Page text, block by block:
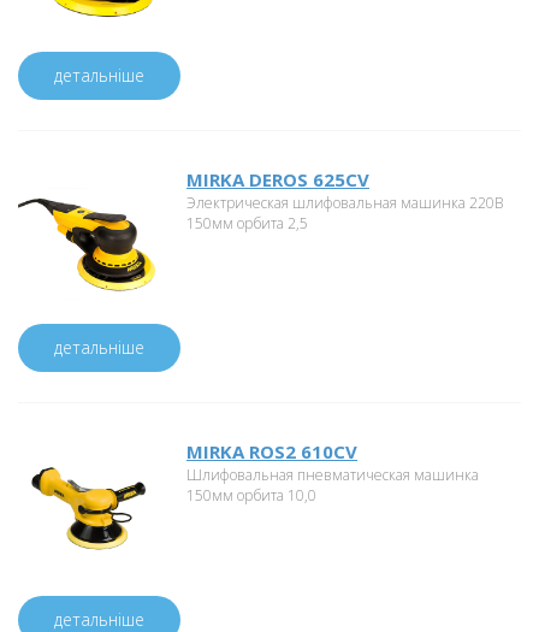
детальніше
MIRKA DEROS 625CV
Электрическая шлифовальная машинка 220В
150мм орбита 2,5
детальніше
MIRKA ROS2 610CV
Шлифовальная пневматическая машинка
150мм орбита 10,0
детальніше